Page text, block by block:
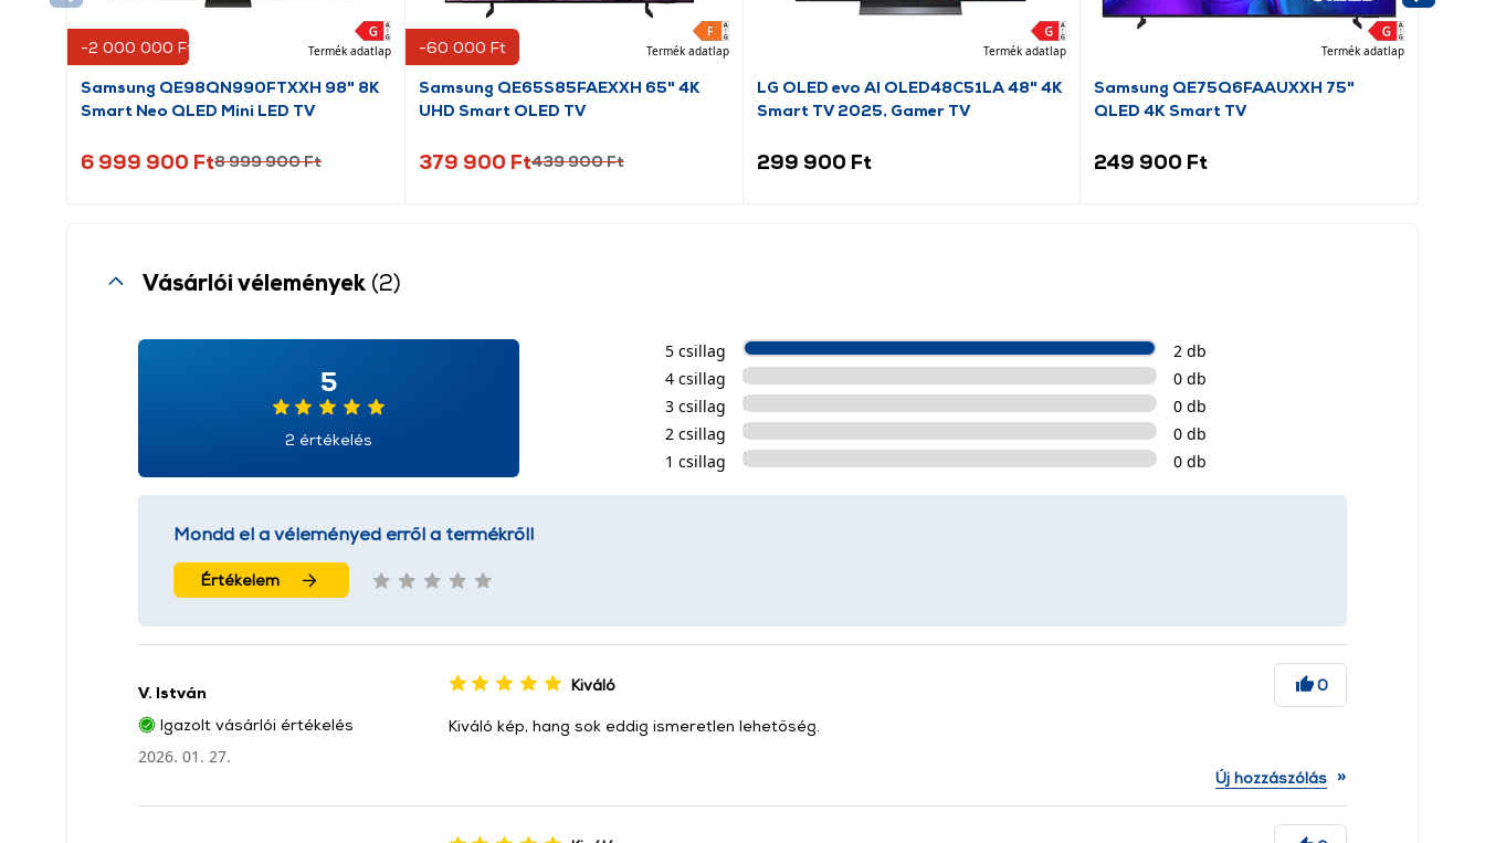
-2 000 000 Ft Termék adatlap
Samsung QE98QN990FTXXH 98" 8K
Smart Neo QLED Mini LED TV
6 999 900 Ft8 999 900 Ft
-60 000 Ft Termék adatlap
Samsung QE65S85FAEXXH 65" 4K
UHD Smart OLED TV
379 900 Ft439 900 Ft
Termék adatlap
LG OLED evo AI OLED48C51LA 48" 4K
Smart TV 2025, Gamer TV
299 900 Ft
Termék adatlap
Samsung QE75Q6FAAUXXH 75"
QLED 4K Smart TV
249 900 Ft
Vásárlói vélemények (2)
5
2 értékelés
5 csillag
2 db
4 csillag
0 db
3 csillag
0 db
2 csillag
0 db
1 csillag
0 db
Mondd el a véleményed erről a termékről!
Értékelem
V. István
Igazolt vásárlói értékelés
2026. 01. 27.
Kiváló 0
Kiváló kép, hang sok eddig ismeretlen lehetőség.
Új hozzászólás »